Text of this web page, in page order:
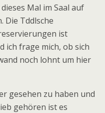
Mal im Saal auf
Die Tddlsche
ist
ich frage mich, ob sich
noch lohnt um hier
gesehen zu haben und
gehören ist es